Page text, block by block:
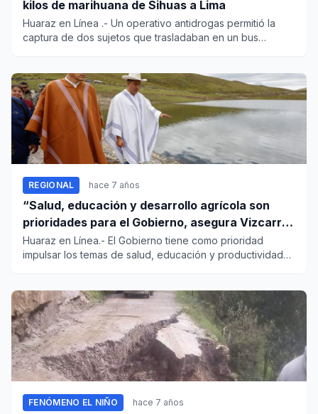
kilos de marihuana de Sihuas a Lima
Huaraz en Línea .- Un operativo antidrogas permitió la
captura de dos sujetos que trasladaban en un bus
REGIONAL hace 7 años
“Salud, educación y desarrollo agrícola son
prioridades para el Gobierno, asegura Vizcarra
en Áncash”
Huaraz en Línea.- El Gobierno tiene como prioridad
impulsar los temas de salud, educación y productividad
FENÓMENO EL NIÑO hace 7 años